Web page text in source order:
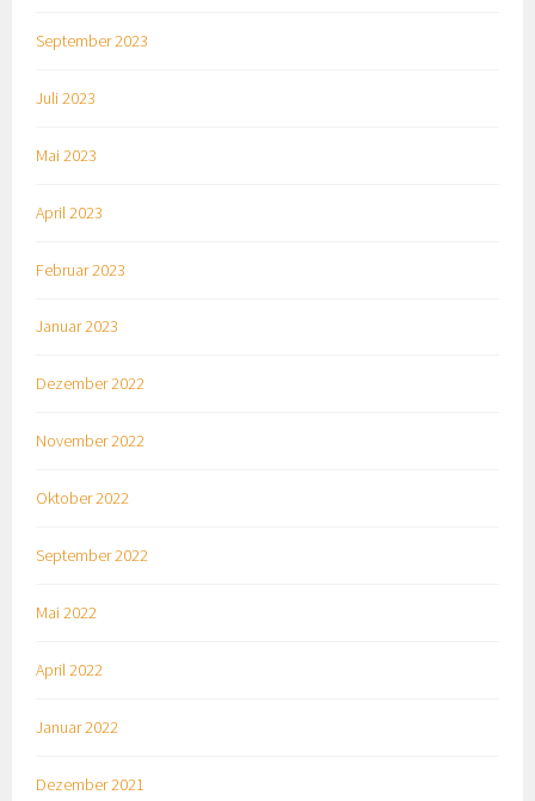
September 2023
Juli 2023
Mai 2023
April 2023
Februar 2023
Januar 2023
Dezember 2022
November 2022
Oktober 2022
September 2022
Mai 2022
April 2022
Januar 2022
Dezember 2021